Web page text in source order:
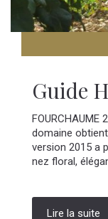
Guide
FOURCHAUME
domaine
version 2015 a
nez floral,
Lire la suite